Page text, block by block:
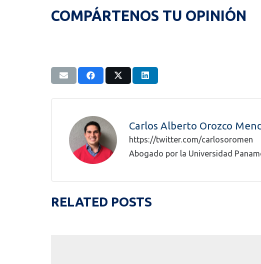
COMPÁRTENOS TU OPINIÓN
Carlos Alberto Orozco
https://twitter.com/carlosoromen
Abogado por la Universidad
RELATED POSTS